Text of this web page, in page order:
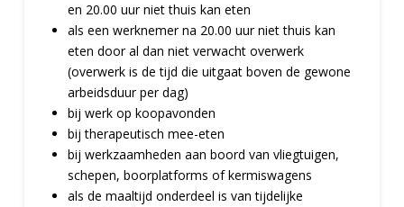
en 20.00 uur niet thuis kan eten
als een werknemer na 20.00 uur niet thuis kan
eten door al dan niet verwacht overwerk
(overwerk is de tijd die uitgaat boven de gewone
arbeidsduur per dag)
bij werk op koopavonden
bij therapeutisch mee-eten
bij werkzaamheden aan boord van vliegtuigen,
schepen, boorplatforms of kermiswagens
als de maaltijd onderdeel is van tijdelijke